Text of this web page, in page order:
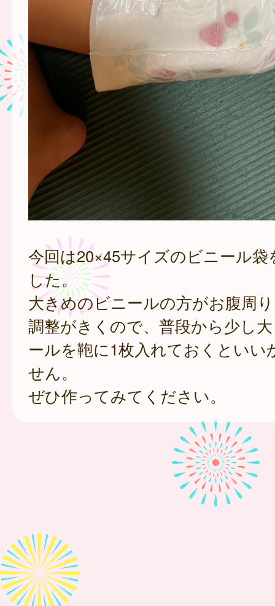
今回は20×45サイズのビニール袋
した。
大きめのビニールの方がお腹周
調整がきくので、普段から少し
ールを鞄に1枚入れておくといい
せん。
ぜひ作ってみてください。